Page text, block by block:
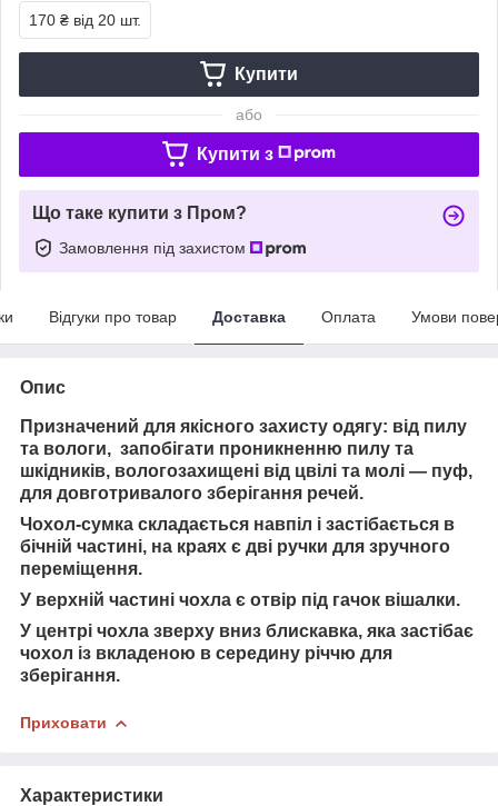
170 ₴ від 20 шт.
Купити
або
Купити з
Що таке купити з Пром?
Замовлення під захистом
Відгуки про товар Доставка Оплата Умови
Опис
Призначений для якісного захисту одягу: від пилу
та вологи, запобігати проникненню пилу та
шкідників, вологозахищені від цвілі та молі — пуф,
для довготривалого зберігання речей.
Чохол-сумка складається навпіл і застібається в
бічній частині, на краях є дві ручки для зручного
переміщення.
У верхній частині чохла є отвір під гачок вішалки.
У центрі чохла зверху вниз блискавка, яка застібає
чохол із вкладеною в середину річчю для
зберігання.
Приховати
Характеристики